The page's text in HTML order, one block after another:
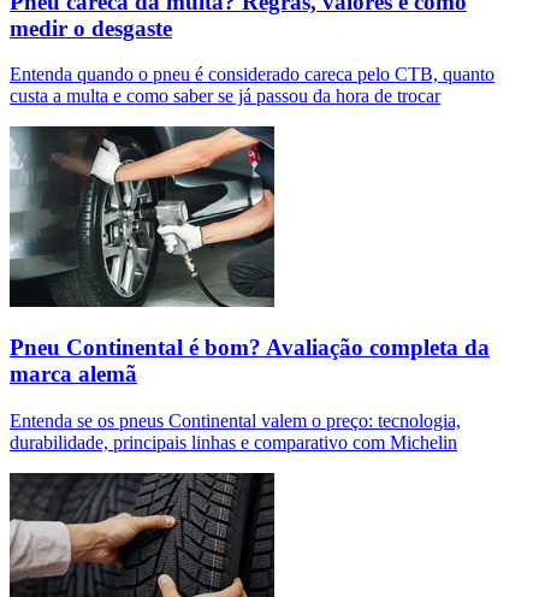
medir o desgaste
Entenda quando o pneu é considerado careca pelo CTB, quanto
custa a multa e como saber se já passou da hora de trocar
Pneu Continental é bom? Avaliação completa da
marca alemã
Entenda se os pneus Continental valem o preço: tecnologia,
durabilidade, principais linhas e comparativo com Michelin